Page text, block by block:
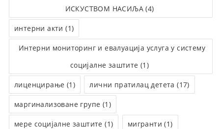
ИСКУСТВОМ НАСИЉА (4)
интерни акти (1)
Интерни мониторинг и евалуација услуга у систему
социјалне заштите (1)
лиценцирање (1) лични пратилац детета (17)
маргинализоване групе (1)
мере социјалне заштите (1) мигранти (1)